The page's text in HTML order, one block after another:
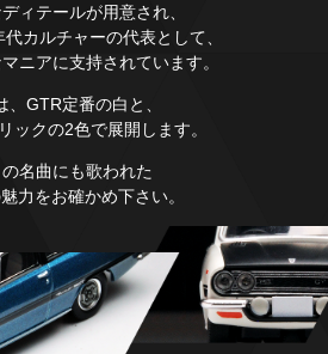
ィテールが用意され、
カルチャーの代表として、
ニアに支持されています。
、GTR定番の白と、
ックの2色で展開します。
名曲にも歌われた
力をお確かめ下さい。